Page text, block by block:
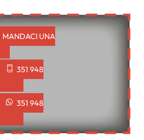
MANDACI UNA
351 948
351 948